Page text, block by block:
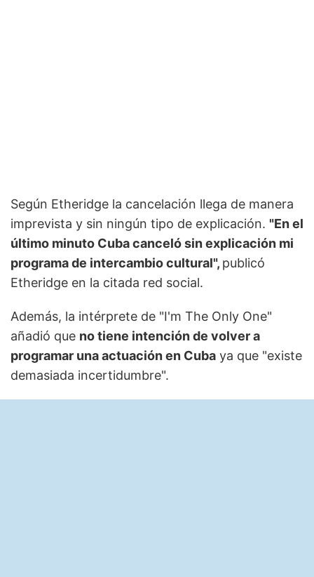
Según Etheridge la cancelación llega de manera
imprevista y sin ningún tipo de explicación. "En el
último minuto Cuba canceló sin explicación mi
programa de intercambio cultural", publicó
Etheridge en la citada red social.
Además, la intérprete de "I'm The Only One"
añadió que no tiene intención de volver a
programar una actuación en Cuba ya que "existe
demasiada incertidumbre".